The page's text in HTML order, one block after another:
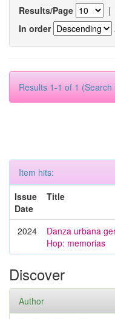
Results/Page |
In order
Results 1-1 of 1
Item hits:
Issue
Date
Title
2024
Danza urbana
Hop: memorias
Discover
Author